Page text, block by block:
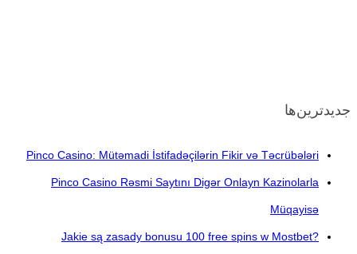
جدیدترین‌ها
Pinco Casino: Mütəmadi İstifadəçilərin Fikir və Təcrübələri
Pinco Casino Rəsmi Saytını Digər Onlayn Kazinolarla
Müqayisə
Jakie są zasady bonusu 100 free spins w Mostbet?